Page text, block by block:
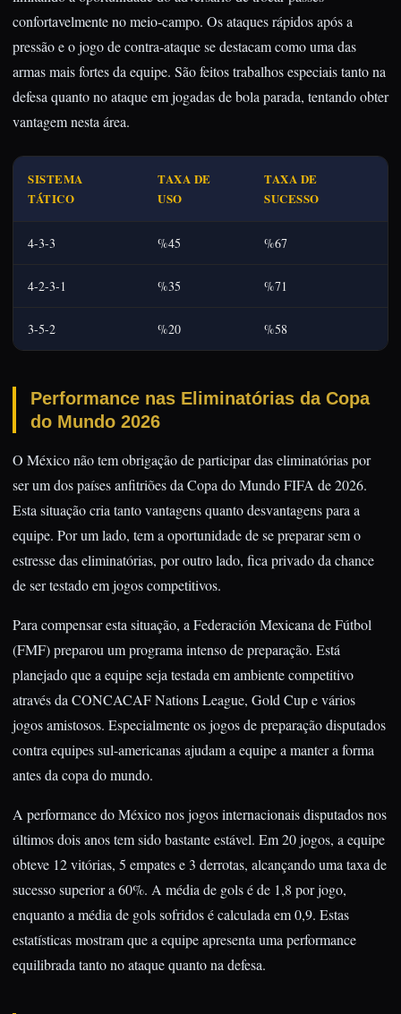
confortavelmente no meio-campo. Os ataques rápidos após a
pressão e o jogo de contra-ataque se destacam como uma das
armas mais fortes da equipe. São feitos trabalhos especiais tanto na
defesa quanto no ataque em jogadas de bola parada, tentando obter
vantagem nesta área.
SISTEMA
TÁTICO
TAXA DE
USO
TAXA DE
SUCESSO
4-3-3 %45 %67
4-2-3-1 %35 %71
3-5-2 %20 %58
Performance nas Eliminatórias da Copa
do Mundo 2026
O México não tem obrigação de participar das eliminatórias por
ser um dos países anfitriões da Copa do Mundo FIFA de 2026.
Esta situação cria tanto vantagens quanto desvantagens para a
equipe. Por um lado, tem a oportunidade de se preparar sem o
estresse das eliminatórias, por outro lado, fica privado da chance
de ser testado em jogos competitivos.
Para compensar esta situação, a Federación Mexicana de Fútbol
(FMF) preparou um programa intenso de preparação. Está
planejado que a equipe seja testada em ambiente competitivo
através da CONCACAF Nations League, Gold Cup e vários
jogos amistosos. Especialmente os jogos de preparação disputados
contra equipes sul-americanas ajudam a equipe a manter a forma
antes da copa do mundo.
A performance do México nos jogos internacionais disputados nos
últimos dois anos tem sido bastante estável. Em 20 jogos, a equipe
obteve 12 vitórias, 5 empates e 3 derrotas, alcançando uma taxa de
sucesso superior a 60%. A média de gols é de 1,8 por jogo,
enquanto a média de gols sofridos é calculada em 0,9. Estas
estatísticas mostram que a equipe apresenta uma performance
equilibrada tanto no ataque quanto na defesa.